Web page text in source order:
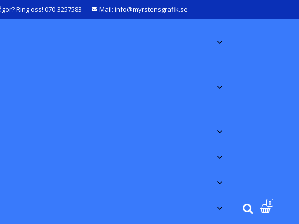
Ring oss! 070-3257583 Mail: info@myrstensgrafik.se
0